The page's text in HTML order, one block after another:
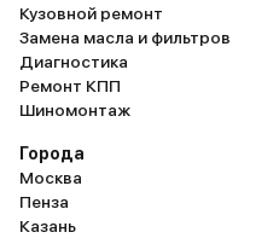
Кузовной ремонт
Замена масла и фильтров
Диагностика
Ремонт КПП
Шиномонтаж
Города
Москва
Пенза
Казань